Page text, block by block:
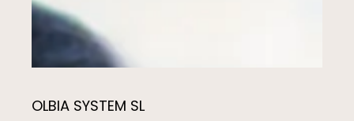
OLBIA SYSTEM SL